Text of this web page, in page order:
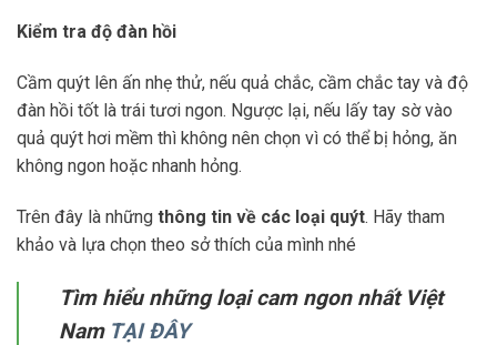
Kiểm tra độ đàn hồi
Cầm quýt lên ấn nhẹ thử, nếu quả chắc, cầm chắc tay và độ
đàn hồi tốt là trái tươi ngon. Ngược lại, nếu lấy tay sờ vào
quả quýt hơi mềm thì không nên chọn vì có thể bị hỏng, ăn
không ngon hoặc nhanh hỏng.
Trên đây là những thông tin về các loại quýt. Hãy tham
khảo và lựa chọn theo sở thích của mình nhé
Tìm hiểu những loại cam ngon nhất Việt
Nam TẠI ĐÂY